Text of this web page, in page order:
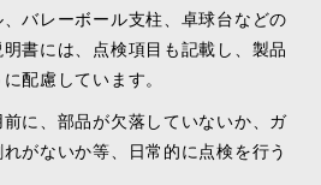
バレーボール支柱、卓球台などの
書には、点検項目も記載し、製品
配慮しています。
に、部品が欠落していないか、ガ
がないか等、日常的に点検を行う